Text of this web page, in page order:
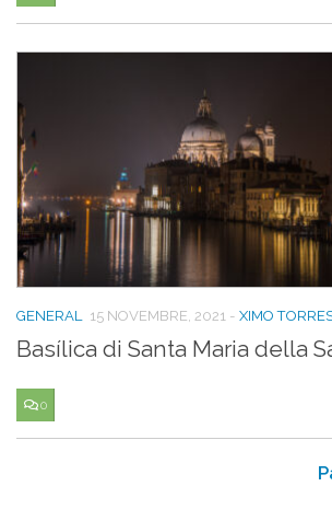
- XIMO
GENERAL 15 NOVEMBRE, 2021
Basílica di Santa Maria della
0